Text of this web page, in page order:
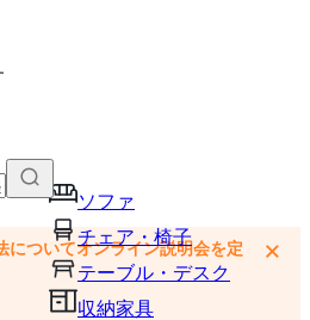
ソファ
チェア・椅子
テーブル・デスク
収納家具
貼り付けて、カートに追加できます
ついてオンライン説明会を定
×